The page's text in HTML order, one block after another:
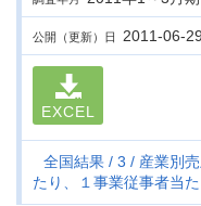
公開（更新）日 2011-06-29
EXCEL
全国結果 3
産業別
たり、１事業従事者当た